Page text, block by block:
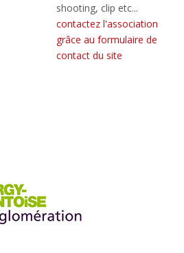
shooting, clip etc...
contactez l'association
grâce au formulaire de
contact du site